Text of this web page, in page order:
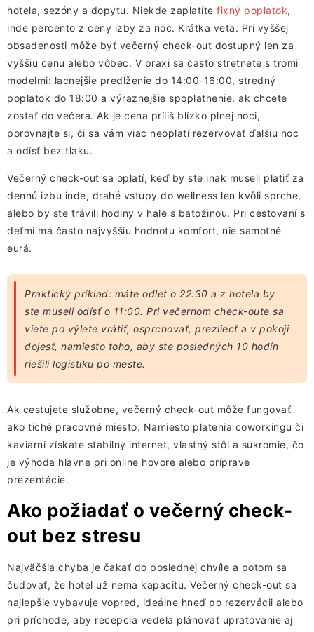
hotela, sezóny a dopytu. Niekde zaplatíte fixný poplatok,
inde percento z ceny izby za noc. Krátka veta. Pri vyššej
obsadenosti môže byť večerný check-out dostupný len za
vyššiu cenu alebo vôbec. V praxi sa často stretnete s tromi
modelmi: lacnejšie predĺženie do 14:00-16:00, stredný
poplatok do 18:00 a výraznejšie spoplatnenie, ak chcete
zostať do večera. Ak je cena príliš blízko plnej noci,
porovnajte si, či sa vám viac neoplatí rezervovať ďalšiu noc
a odísť bez tlaku.
Večerný check-out sa oplatí, keď by ste inak museli platiť za
dennú izbu inde, drahé vstupy do wellness len kvôli sprche,
alebo by ste trávili hodiny v hale s batožinou. Pri cestovaní s
deťmi má často najvyššiu hodnotu komfort, nie samotné
eurá.
Praktický príklad: máte odlet o 22:30 a z hotela by
ste museli odísť o 11:00. Pri večernom check-oute sa
viete po výlete vrátiť, osprchovať, prezliecť a v pokoji
dojesť, namiesto toho, aby ste posledných 10 hodín
riešili logistiku po meste.
Ak cestujete služobne, večerný check-out môže fungovať
ako tiché pracovné miesto. Namiesto platenia coworkingu či
kaviarní získate stabilný internet, vlastný stôl a súkromie, čo
je výhoda hlavne pri online hovore alebo príprave
prezentácie.
Ako požiadať o večerný check-
out bez stresu
Najväčšia chyba je čakať do poslednej chvíle a potom sa
čudovať, že hotel už nemá kapacitu. Večerný check-out sa
najlepšie vybavuje vopred, ideálne hneď po rezervácii alebo
pri príchode, aby recepcia vedela plánovať upratovanie aj